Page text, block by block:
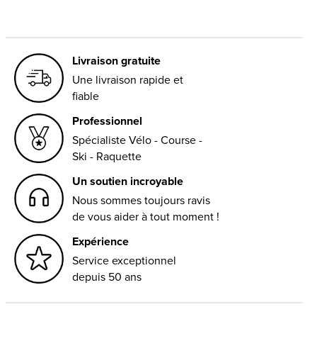
Livraison gratuite
Une livraison rapide et
fiable
Professionnel
Spécialiste Vélo - Course -
Ski - Raquette
Un soutien incroyable
Nous sommes toujours ravis
de vous aider à tout moment !
Expérience
Service exceptionnel
depuis 50 ans